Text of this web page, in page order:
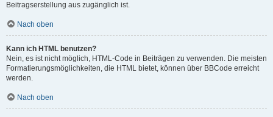
Beitragserstellung aus zugänglich ist.
Nach oben
Kann ich HTML benutzen?
Nein, es ist nicht möglich, HTML-Code in Beiträgen zu verwenden. Die meisten
Formatierungsmöglichkeiten, die HTML bietet, können über BBCode erreicht
werden.
Nach oben